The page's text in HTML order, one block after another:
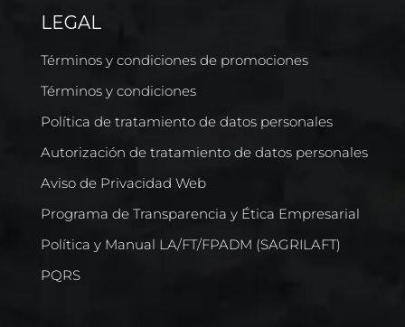
LEGAL
Términos y condiciones de promociones
Términos y condiciones
Política de tratamiento de datos personales
Autorización de tratamiento de datos personales
Aviso de Privacidad Web
Programa de Transparencia y Ética Empresarial
Política y Manual LA/FT/FPADM (SAGRILAFT)
PQRS